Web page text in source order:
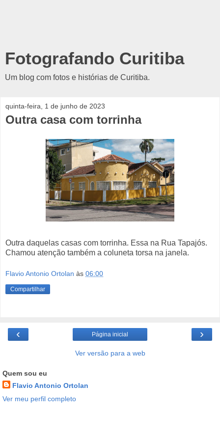
Fotografando Curitiba
Um blog com fotos e histórias de Curitiba.
quinta-feira, 1 de junho de 2023
Outra casa com torrinha
Outra daquelas casas com torrinha. Essa na Rua Tapajós.
Chamou atenção também a coluneta torsa na janela.
Flavio Antonio Ortolan às 06:00
Compartilhar
‹ ›
Página inicial
Ver versão para a web
Quem sou eu
Flavio Antonio Ortolan
Ver meu perfil completo